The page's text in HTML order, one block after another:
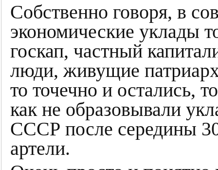
Собственно говоря, в
экономические уклады
госкап, частный
люди, живущие
то точечно и остались,
как не образовывали
СССР после середины
артели.